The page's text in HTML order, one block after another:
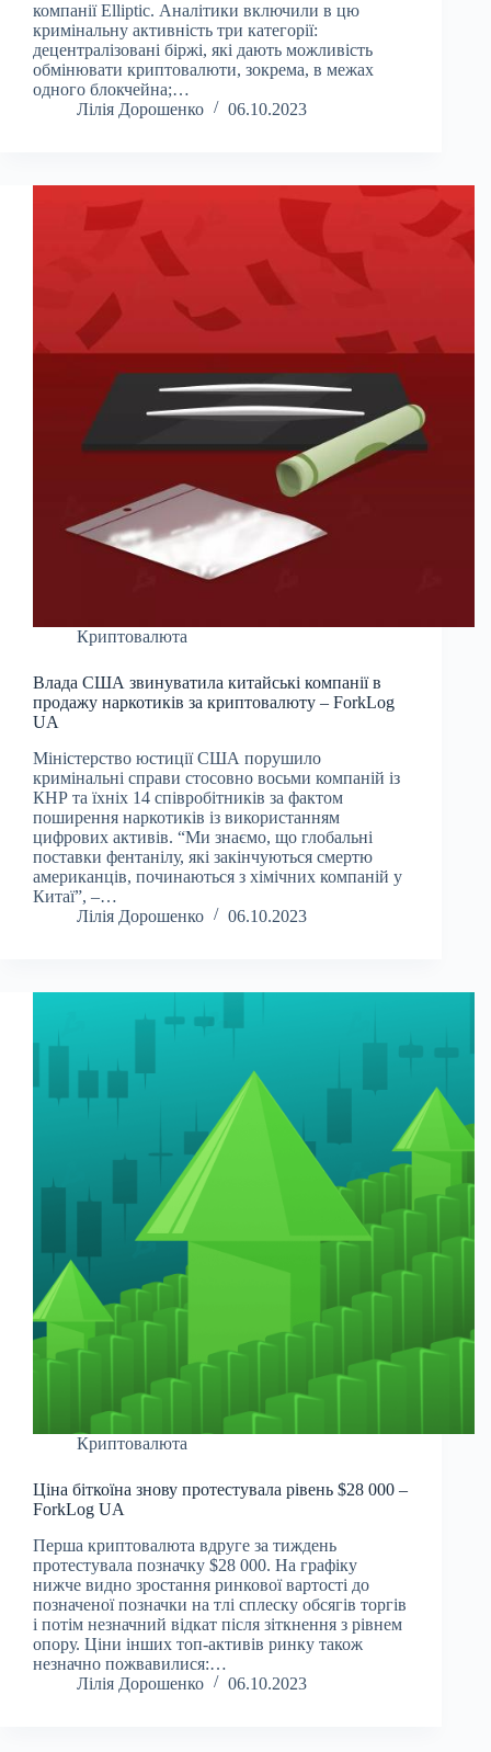
компанії Elliptic. Аналітики включили в цю
кримінальну активність три категорії:
децентралізовані біржі, які дають можливість
обмінювати криптовалюти, зокрема, в межах
одного блокчейна;…
Лілія Дорошенко
06.10.2023
Криптовалюта
Влада США звинуватила китайські компанії в
продажу наркотиків за криптовалюту – ForkLog
UA
Міністерство юстиції США порушило
кримінальні справи стосовно восьми компаній із
КНР та їхніх 14 співробітників за фактом
поширення наркотиків із використанням
цифрових активів. “Ми знаємо, що глобальні
поставки фентанілу, які закінчуються смертю
американців, починаються з хімічних компаній у
Китаї”, –…
Лілія Дорошенко
06.10.2023
Криптовалюта
Ціна біткоїна знову протестувала рівень $28 000 –
ForkLog UA
Перша криптовалюта вдруге за тиждень
протестувала позначку $28 000. На графіку
нижче видно зростання ринкової вартості до
позначеної позначки на тлі сплеску обсягів торгів
і потім незначний відкат після зіткнення з рівнем
опору. Ціни інших топ-активів ринку також
незначно пожвавилися:…
Лілія Дорошенко
06.10.2023